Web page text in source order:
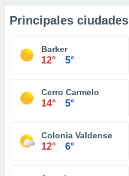
Principales ciudades
Barker
12° 5°
Cerro Carmelo
14° 5°
Colonia Valdense
12° 6°